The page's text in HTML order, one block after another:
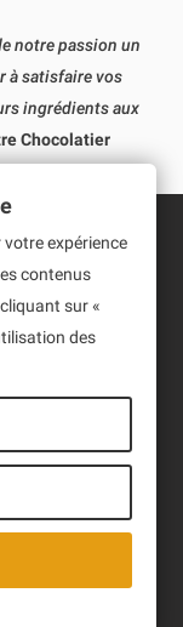
notre passion un
à satisfaire vos
ingrédients aux
Chocolatier
expérience
contenus
sur «
des